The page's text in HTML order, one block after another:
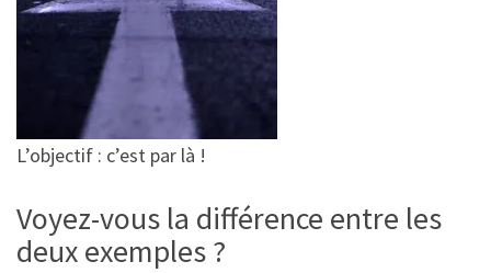
L’objectif : c’est par là !
Voyez-vous la différence entre les
deux exemples ?